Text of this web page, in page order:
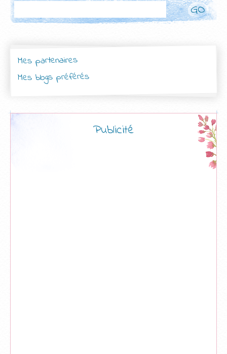
Mes partenaires
Mes blogs préférés
Publicité